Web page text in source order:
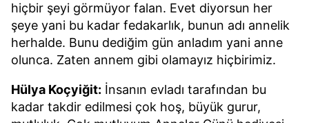
hiçbir şeyi görmüyor falan. Evet diyorsun her
şeye yani bu kadar fedakarlık, bunun adı annelik
herhalde. Bunu dediğim gün anladım yani anne
olunca. Zaten annem gibi olamayız hiçbirimiz.
Hülya Koçyiğit: İnsanın evladı tarafından bu
kadar takdir edilmesi çok hoş, büyük gurur,